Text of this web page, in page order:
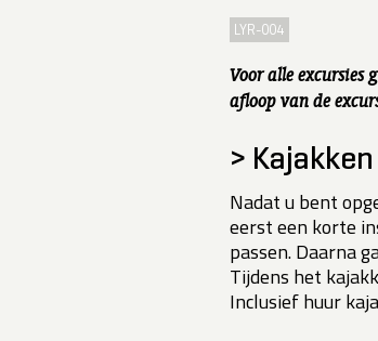
LYR-004
Voor alle
afloop van de
>
Nadat u bent
eerst een korte
passen. Daarna
Tijdens het
Inclusief huur